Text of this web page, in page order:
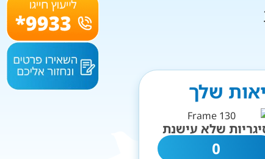
שלך
שלא עישנת
0